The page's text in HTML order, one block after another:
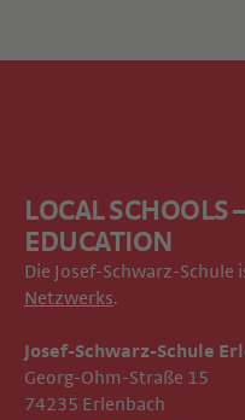
LOCAL SCHOOLS
EDUCATION
Die Josef-Schwarz-Schule
Netzwerks.
Josef-Schwarz-Schule
Georg-Ohm-Straße 15
74235 Erlenbach